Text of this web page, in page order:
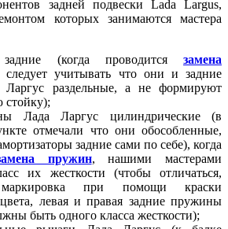
задней подвески Lada Largus,
которых занимаются мастера
задние (когда проводится замена
следует учитывать что они и задние
раздельные, а не формируют
стойку);
Лада Ларгус цилиндрические (в
отмечали что они обособленные,
задние сами по себе), когда
пружин, нашими мастерами
их жесткости (чтобы отличаться,
маркировка при помощи краски
левая и правая задние пружины
быть одного класса жесткости);